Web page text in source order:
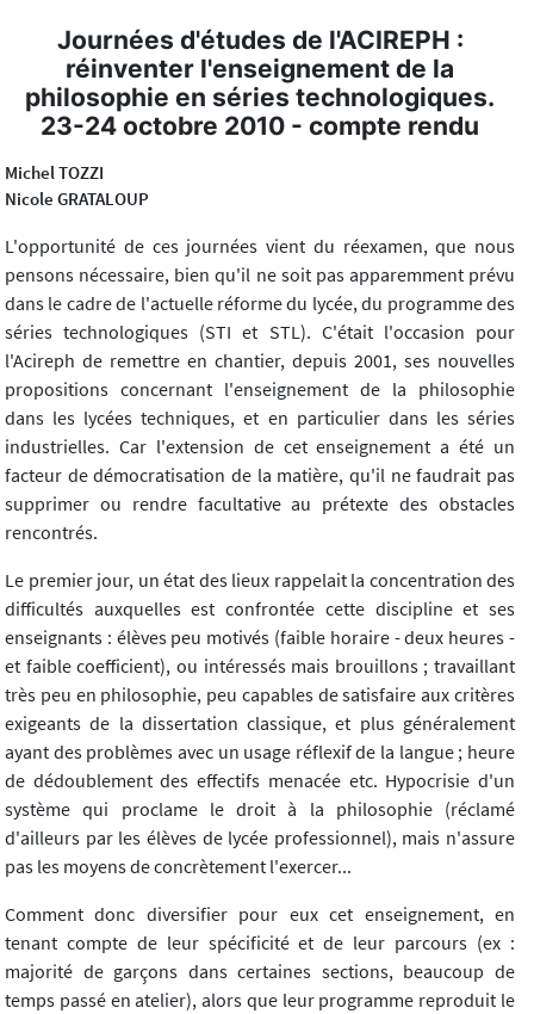
Journées d'études de l'ACIREPH :
réinventer l'enseignement de la
philosophie en séries technologiques.
23-24 octobre 2010 - compte rendu
Michel TOZZI
Nicole GRATALOUP
L'opportunité de ces journées vient du réexamen, que nous
pensons nécessaire, bien qu'il ne soit pas apparemment prévu
dans le cadre de l'actuelle réforme du lycée, du programme des
séries technologiques (STI et STL). C'était l'occasion pour
l'Acireph de remettre en chantier, depuis 2001, ses nouvelles
propositions concernant l'enseignement de la philosophie
dans les lycées techniques, et en particulier dans les séries
industrielles. Car l'extension de cet enseignement a été un
facteur de démocratisation de la matière, qu'il ne faudrait pas
supprimer ou rendre facultative au prétexte des obstacles
rencontrés.
Le premier jour, un état des lieux rappelait la concentration des
difficultés auxquelles est confrontée cette discipline et ses
enseignants : élèves peu motivés (faible horaire - deux heures -
et faible coefficient), ou intéressés mais brouillons ; travaillant
très peu en philosophie, peu capables de satisfaire aux critères
exigeants de la dissertation classique, et plus généralement
ayant des problèmes avec un usage réflexif de la langue ; heure
de dédoublement des effectifs menacée etc. Hypocrisie d'un
système qui proclame le droit à la philosophie (réclamé
d'ailleurs par les élèves de lycée professionnel), mais n'assure
pas les moyens de concrètement l'exercer...
Comment donc diversifier pour eux cet enseignement, en
tenant compte de leur spécificité et de leur parcours (ex :
majorité de garçons dans certaines sections, beaucoup de
temps passé en atelier), alors que leur programme reproduit le